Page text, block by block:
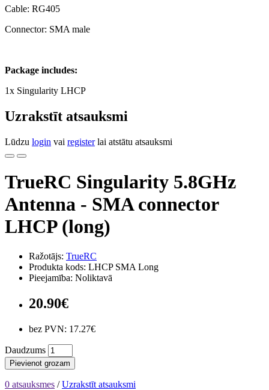
Cable: RG405
Connector: SMA male
Package includes:
1x Singularity LHCP
Uzrakstīt atsauksmi
Lūdzu login vai registerlai atstātu atsauksmi
TrueRC Singularity 5.8GHz
Antenna - SMA connector
LHCP (long)
Ražotājs: TrueRC
Produkta kods: LHCP SMA Long
Pieejamība: Noliktavā
20.90€
bez PVN: 17.27€
Daudzums
Pievienot grozam
0 atsauksmes /Uzrakstīt atsauksmi